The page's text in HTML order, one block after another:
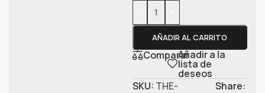
AÑADIR AL CARRITO
CompararAñadir a la
lista de
deseos
SKU: THE-
Share: